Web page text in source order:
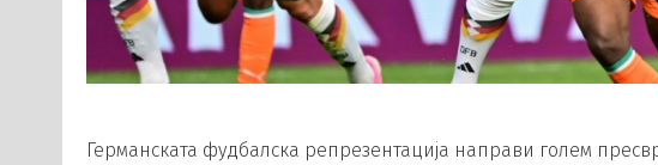
Германската фудбалска репрезентација направи голем